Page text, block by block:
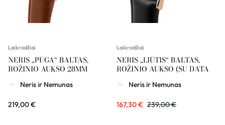
Laikrodžiai
NERIS „PŪGA“ BALTAS,
ROŽINIO AUKSO 28MM
Neris ir Nemunas
219,00€
Laikrodžiai
NERIS „LIŪTIS“ BALTAS,
ROŽINIO AUKSO (SU DATA
Neris ir Nemunas
167,30€ 239,00€